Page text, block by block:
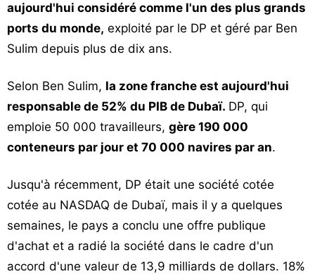
aujourd'hui considéré comme l'un des plus grands
ports du monde, exploité par le DP et géré par Ben
Sulim depuis plus de dix ans.
Selon Ben Sulim, la zone franche est aujourd'hui
responsable de 52% du PIB de Dubaï. DP, qui
emploie 50 000 travailleurs, gère 190 000
conteneurs par jour et 70 000 navires par an.
Jusqu'à récemment, DP était une société cotée
cotée au NASDAQ de Dubaï, mais il y a quelques
semaines, le pays a conclu une offre publique
d'achat et a radié la société dans le cadre d'un
accord d'une valeur de 13,9 milliards de dollars. 18%